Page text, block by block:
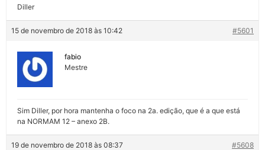
Diller
15 de novembro de 2018 às 10:42 #5601
fabio
Mestre
Sim Diller, por hora mantenha o foco na 2a. edição, que é a que está
na NORMAM 12 – anexo 2B.
19 de novembro de 2018 às 08:37 #5608